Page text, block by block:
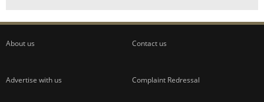
About us Contact us
Advertise with us Complaint Redressal